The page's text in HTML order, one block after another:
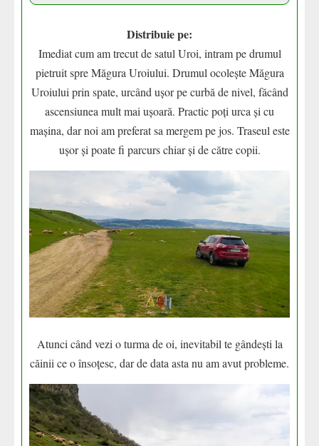
Distribuie pe:
Imediat cum am trecut de satul Uroi, intram pe drumul
pietruit spre Măgura Uroiului. Drumul ocolește Măgura
Uroiului prin spate, urcând ușor pe curbă de nivel, făcând
ascensiunea mult mai ușoară. Practic poți urca și cu
mașina, dar noi am preferat sa mergem pe jos. Traseul este
ușor și poate fi parcurs chiar și de către copii.
Atunci când vezi o turma de oi, inevitabil te gândești la
căinii ce o însoțesc, dar de data asta nu am avut probleme.